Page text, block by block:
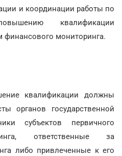
и координации работы по
квалификации
финансового мониторинга.
квалификации должны
органов государственной
субъектов первичного
ответственные за
либо привлеченные к его